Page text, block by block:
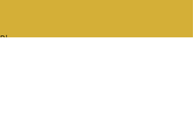
Blogg